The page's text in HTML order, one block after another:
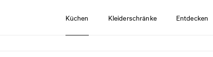
Küchen Kleiderschränke Entdecken